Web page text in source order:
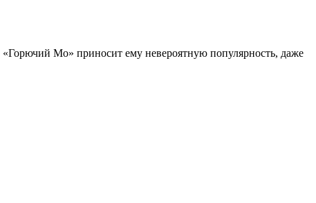
Мо» приносит ему невероятную популярность, даже